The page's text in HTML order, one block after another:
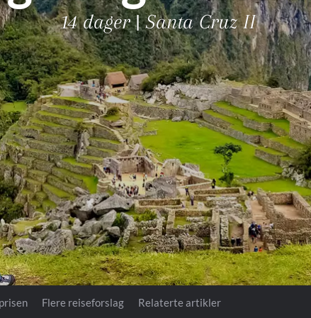
VIVA
14 dager | Santa Cruz II
Flere reiseforslag Relaterte artikler